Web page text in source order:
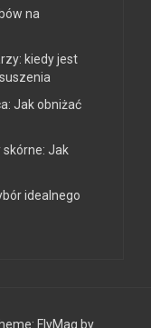
na
kiedy jest
Jak obniżać
Jak
idealnego
FlyMag by